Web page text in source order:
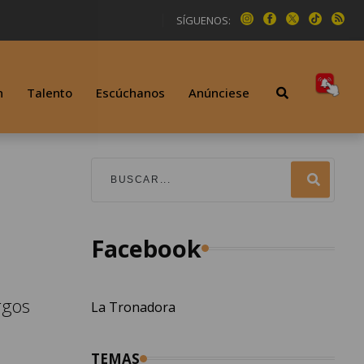
SÍGUENOS:
Talento Escúchanos Anúnciese
Facebook
La Tronadora
TEMAS